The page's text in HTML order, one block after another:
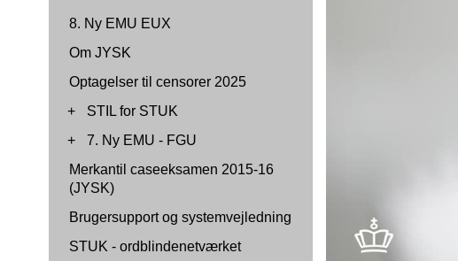
8. Ny EMU EUX
Om JYSK
Optagelser til censorer 2025
+
STIL for STUK
+
7. Ny EMU - FGU
Merkantil caseeksamen 2015-16
(JYSK)
Brugersupport og systemvejledning
STUK - ordblindenetværket